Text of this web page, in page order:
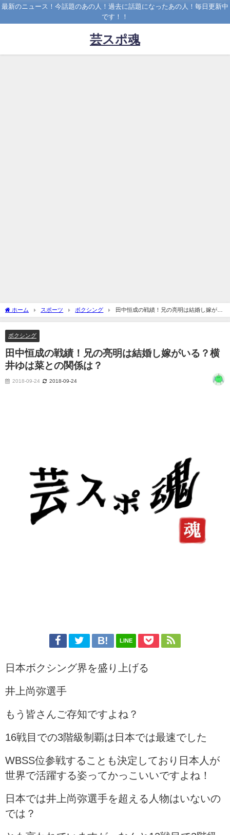
最新のニュース！今話題のあの人！過去に話題になったあの人！毎日更新中
です！！
芸スポ魂
ホーム スポーツ ボクシング
田中恒成の戦績！兄の亮明は結婚し嫁がい
る？横井ゆは菜との関係は？
ボクシング
田中恒成の戦績！兄の亮明は結婚し嫁がいる？横
井ゆは菜との関係は？
2018-09-24 2018-09-24
LINE
日本ボクシング界を盛り上げる
井上尚弥選手
もう皆さんご存知ですよね？
16戦目での3階級制覇は日本では最速でした
WBSS位参戦することも決定しており日本人が
世界で活躍する姿ってかっこいいですよね！
日本では井上尚弥選手を超える人物はいないの
では？